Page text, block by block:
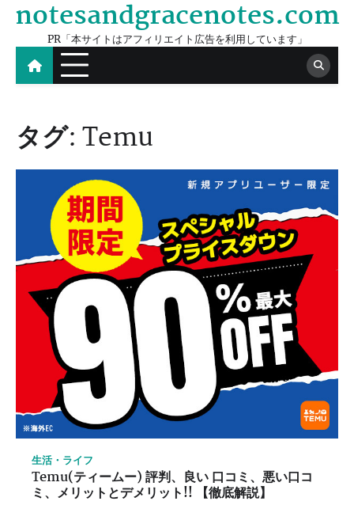
Skip
content
notesandgracenotes.com
PR「本サイトはアフィリエイト広告を利用しています」
タグ:Temu
生活・ライフ
Temu(ティームー) 評判、良い 口コミ、悪い口コ
ミ、メリットとデメリット!! 【徹底解説】